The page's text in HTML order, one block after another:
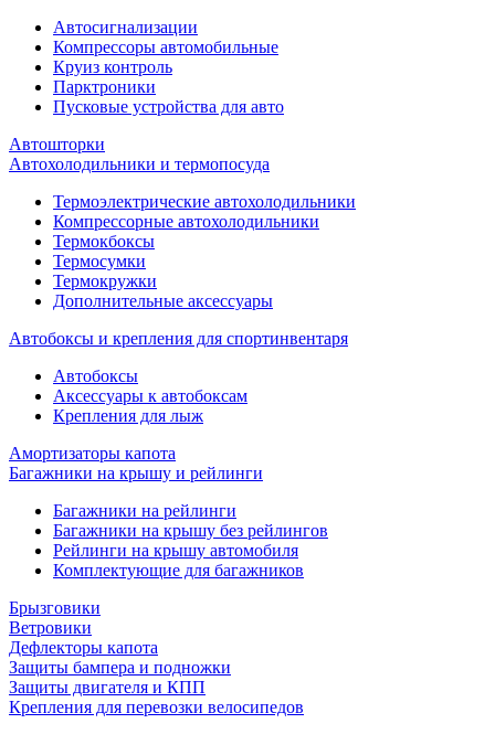
Автосигнализации
Компрессоры автомобильные
Круиз контроль
Парктроники
Пусковые устройства для авто
Автошторки
Автохолодильники и термопосуда
Термоэлектрические автохолодильники
Компрессорные автохолодильники
Термокбоксы
Термосумки
Термокружки
Дополнительные аксессуары
Автобоксы и крепления для спортинвентаря
Автобоксы
Аксессуары к автобоксам
Крепления для лыж
Амортизаторы капота
Багажники на крышу и рейлинги
Багажники на рейлинги
Багажники на крышу без рейлингов
Рейлинги на крышу автомобиля
Комплектующие для багажников
Брызговики
Ветровики
Дефлекторы капота
Защиты бампера и подножки
Защиты двигателя и КПП
Крепления для перевозки велосипедов